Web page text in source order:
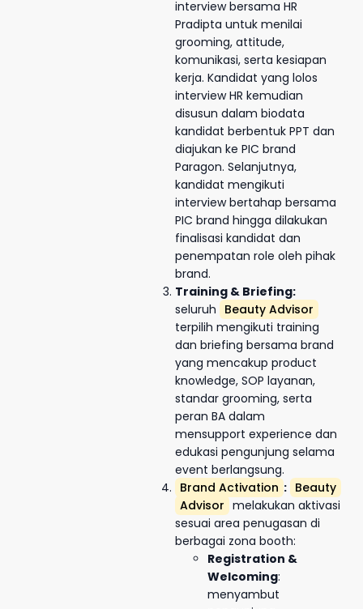
interview bersama HR
Pradipta untuk menilai
grooming, attitude,
komunikasi, serta kesiapan
kerja. Kandidat yang lolos
interview HR kemudian
disusun dalam biodata
kandidat berbentuk PPT dan
diajukan ke PIC brand
Paragon. Selanjutnya,
kandidat mengikuti
interview bertahap bersama
PIC brand hingga dilakukan
finalisasi kandidat dan
penempatan role oleh pihak
brand.
Training & Briefing:
seluruh Beauty Advisor
terpilih mengikuti training
dan briefing bersama brand
yang mencakup product
knowledge, SOP layanan,
standar grooming, serta
peran BA dalam
mensupport experience dan
edukasi pengunjung selama
event berlangsung.
Brand Activation : Beauty
Advisor melakukan aktivasi
sesuai area penugasan di
berbagai zona booth:
Registration &
Welcoming:
menyambut